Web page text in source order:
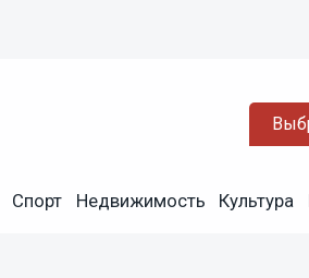
Спорт Недвижимость Культура